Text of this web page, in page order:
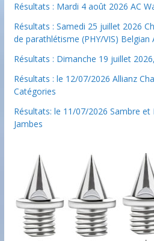
Résultats : Mardi 4 août 2026 AC
Résultats : Samedi 25 juillet 2026
de parathlétisme (PHY/VIS) Belgian
Résultats : Dimanche 19 juillet
Résultats : le 12/07/2026 Allianz
Catégories
Résultats: le 11/07/2026 Sambre et
Jambes